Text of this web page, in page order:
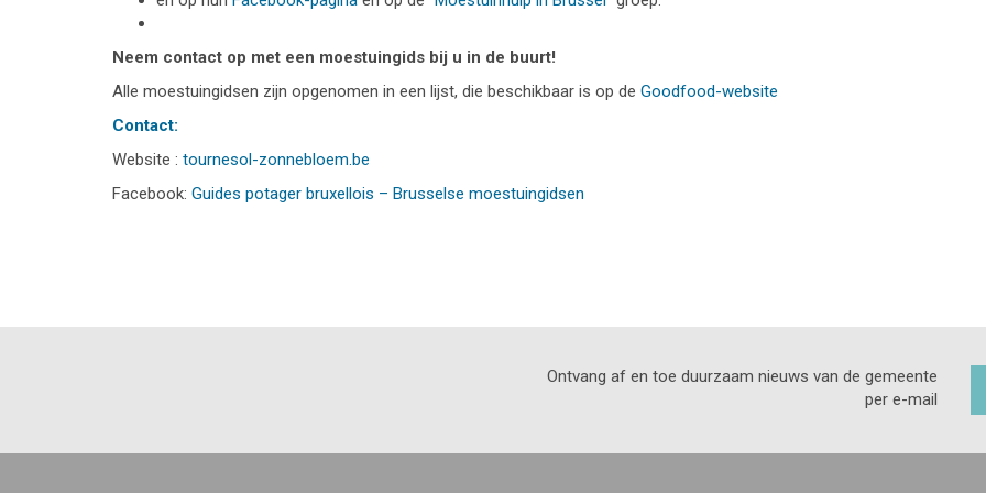
Neem contact op met een moestuingids bij u in de buurt!
Alle moestuingidsen zijn opgenomen in een lijst, die beschikbaar is op de Goodfood-website
Contact:
Website : tournesol-zonnebloem.be
Facebook: Guides potager bruxellois – Brusselse moestuingidsen
Ontvang af en toe duurzaam nieuws van de gemeente
per e-mail